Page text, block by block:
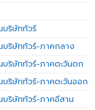
บริษัททัวร์
บริษัททัวร์-ภาคกลาง
บริษัททัวร์-ภาคตะวันตก
บริษัททัวร์-ภาคตะวันออก
บริษัททัวร์-ภาคอีสาน